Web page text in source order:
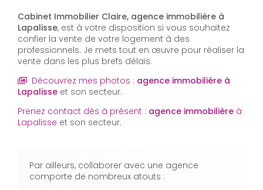
Cabinet Immobilier Claire, agence immobilière à
Lapalisse, est à votre disposition si vous souhaitez
confier la vente de votre logement à des
professionnels. Je mets tout en œuvre pour réaliser la
vente dans les plus brefs délais.
Découvrez mes photos : agence immobilière à
Lapalisse et son secteur.
Prenez contact dès à présent : agence immobilière à
Lapalisse et son secteur.
Par ailleurs, collaborer avec une agence
comporte de nombreux atouts :